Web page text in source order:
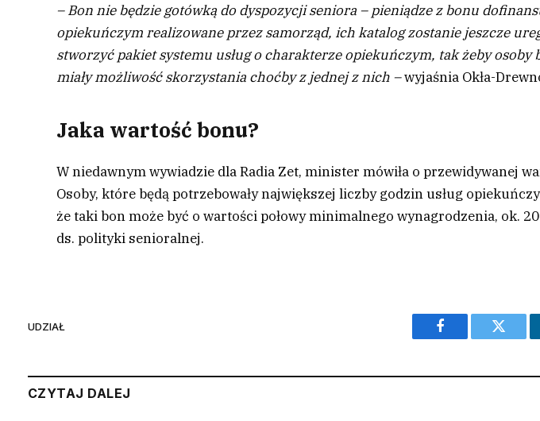
– Bon nie będzie gotówką do dyspozycji seniora – pieniądze z bonu
opiekuńczym realizowane przez samorząd, ich katalog zostanie jeszcze
stworzyć pakiet systemu usług o charakterze opiekuńczym, tak żeby osoby
miały możliwość skorzystania choćby z jednej z nich –wyjaśnia Okła-
Jaka wartość bonu?
W niedawnym wywiadzie dla Radia Zet, minister mówiła o przewidywanej
Osoby, które będą potrzebowały największej liczby godzin usług
że taki bon może być o wartości połowy minimalnego wynagrodzenia, ok.
ds. polityki senioralnej.
UDZIAŁ
Facebook Twitter
CZYTAJ DALEJ